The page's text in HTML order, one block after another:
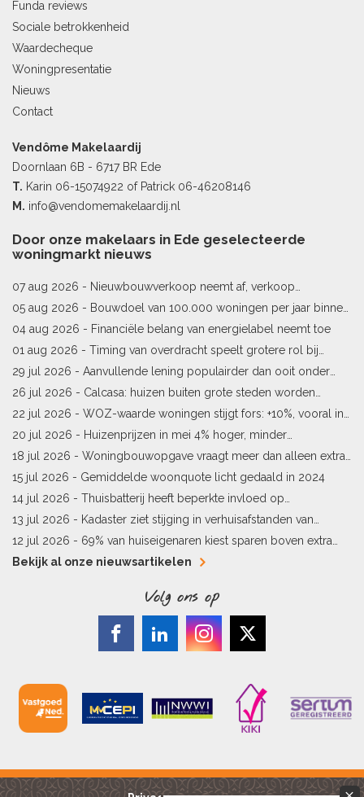
Funda reviews
Sociale betrokkenheid
Waardecheque
Woningpresentatie
Nieuws
Contact
Vendôme Makelaardij
Doornlaan 6B - 6717 BR Ede
T. Karin 06-15074922 of Patrick 06-46208146
M. info@vendomemakelaardij.nl
Door onze makelaars in Ede geselecteerde
woningmarkt nieuws
07 aug 2026 - Nieuwbouwverkoop neemt af, verkoop
bestaande woningen stijgt
05 aug 2026 - Bouwdoel van 100.000 woningen per jaar binnen
bereik
04 aug 2026 - Financiële belang van energielabel neemt toe
01 aug 2026 - Timing van overdracht speelt grotere rol bij
woningprijs
29 jul 2026 - Aanvullende lening populairder dan ooit onder
starters
26 jul 2026 - Calcasa: huizen buiten grote steden worden
sneller meer waard
22 jul 2026 - WOZ-waarde woningen stijgt fors: +10%, vooral in
Limburg en Pekela
20 jul 2026 - Huizenprijzen in mei 4% hoger, minder
woningverkopen
18 jul 2026 - Woningbouwopgave vraagt meer dan alleen extra
vergunningen
15 jul 2026 - Gemiddelde woonquote licht gedaald in 2024
14 jul 2026 - Thuisbatterij heeft beperkte invloed op
energielabel
13 jul 2026 - Kadaster ziet stijging in verhuisafstanden van
kopers
12 jul 2026 - 69% van huiseigenaren kiest sparen boven extra
hypotheekaflossing
Bekijk al onze nieuwsartikelen
Volg ons op